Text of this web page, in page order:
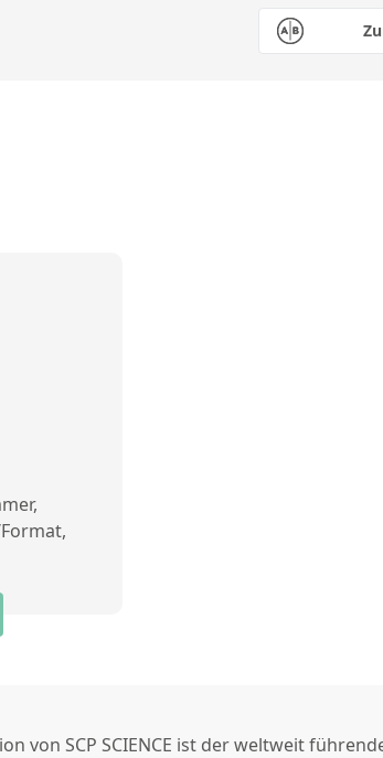
von SCP SCIENCE ist der weltweit